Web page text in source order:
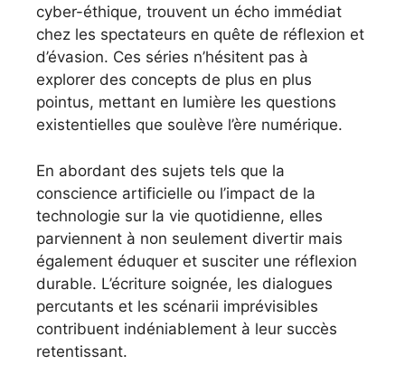
cyber-éthique, trouvent un écho immédiat
chez les spectateurs en quête de réflexion et
d’évasion. Ces séries n’hésitent pas à
explorer des concepts de plus en plus
pointus, mettant en lumière les questions
existentielles que soulève l’ère numérique.
En abordant des sujets tels que la
conscience artificielle ou l’impact de la
technologie sur la vie quotidienne, elles
parviennent à non seulement divertir mais
également éduquer et susciter une réflexion
durable. L’écriture soignée, les dialogues
percutants et les scénarii imprévisibles
contribuent indéniablement à leur succès
retentissant.